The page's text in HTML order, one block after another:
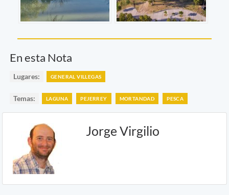
En esta Nota
Lugares: GENERAL VILLEGAS
Temas: LAGUNA PEJERREY MORTANDAD PESCA
Jorge Virgilio